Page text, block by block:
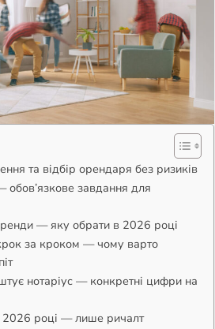
та відбір орендаря без ризиків
завдання для
— яку обрати в 2026 році
за кроком — чому варто
нотаріус — конкретні цифри на
2026 році — лише ричалт